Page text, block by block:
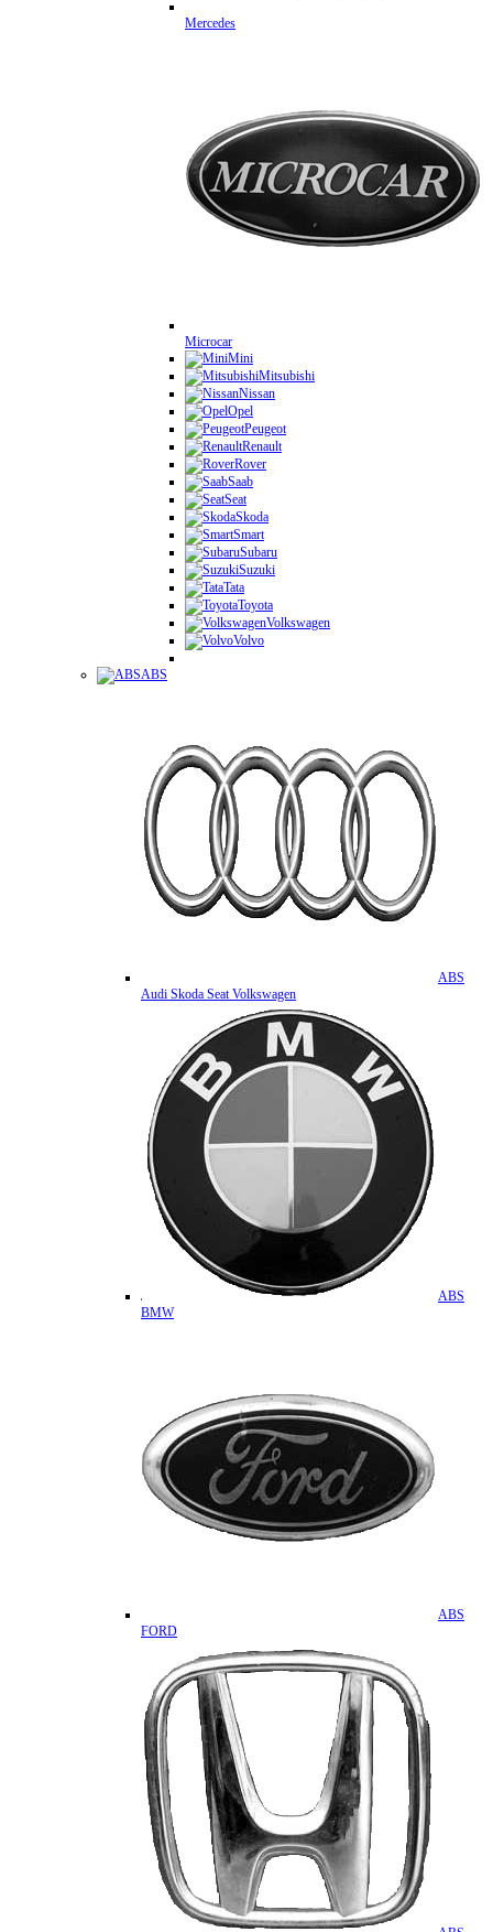
Mercedes
Microcar
Mini
Mitsubishi
Nissan
Opel
Peugeot
Renault
Rover
Saab
Seat
Skoda
Smart
Subaru
Suzuki
Tata
Toyota
Volkswagen
Volvo
ABS
ABS
Audi Skoda Seat Volkswagen
ABS
BMW
ABS
FORD